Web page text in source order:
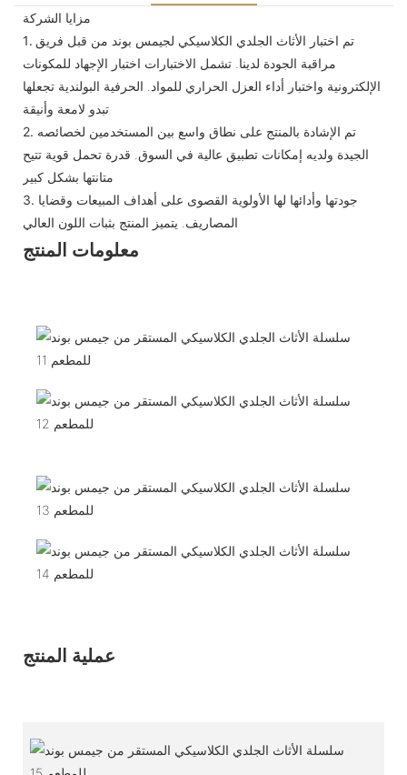
مزايا الشركة
1. تم اختبار الأثاث الجلدي الكلاسيكي لجيمس بوند من قبل فريق
مراقبة الجودة لدينا. تشمل الاختبارات اختبار الإجهاد للمكونات
الإلكترونية واختبار أداء العزل الحراري للمواد. الحرفية البولندية تجعلها
تبدو لامعة وأنيقة
2. تم الإشادة بالمنتج على نطاق واسع بين المستخدمين لخصائصه
الجيدة ولديه إمكانات تطبيق عالية في السوق. قدرة تحمل قوية تتيح
متانتها بشكل كبير
3. جودتها وأدائها لها الأولوية القصوى على أهداف المبيعات وقضايا
المصاريف. يتميز المنتج بثبات اللون العالي
معلومات المنتج
عملية المنتج